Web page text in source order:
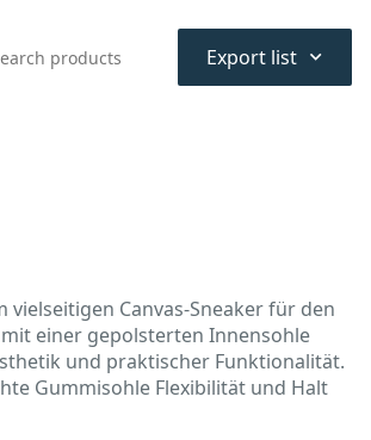
Export list ⌃
Canvas-Sneaker für den
einer gepolsterten Innensohle
und praktischer Funktionalität.
Gummisohle Flexibilität und Halt